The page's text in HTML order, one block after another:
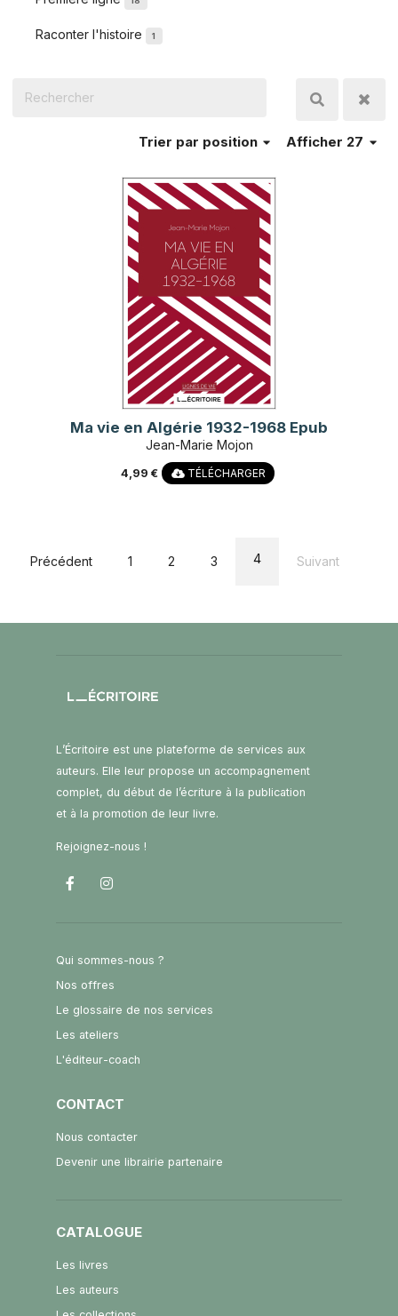
Raconter l'histoire 1
Afficher 27
Trier par position
Ma vie en Algérie 1932-1968 Epub
Jean-Marie Mojon
4,99 € TÉLÉCHARGER
Précédent 1 2 3 4 Suivant
L’Écritoire est une plateforme de services aux
auteurs. Elle leur propose un accompagnement
complet, du début de l’écriture à la publication
et à la promotion de leur livre.
Rejoignez-nous !
Qui sommes-nous ?
Nos offres
Le glossaire de nos services
Les ateliers
L'éditeur-coach
CONTACT
Nous contacter
Devenir une librairie partenaire
CATALOGUE
Les livres
Les auteurs